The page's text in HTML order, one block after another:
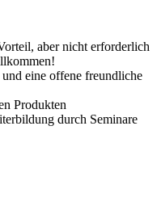
aber nicht erforderlich
eine offene freundliche
Produkten
durch Seminare